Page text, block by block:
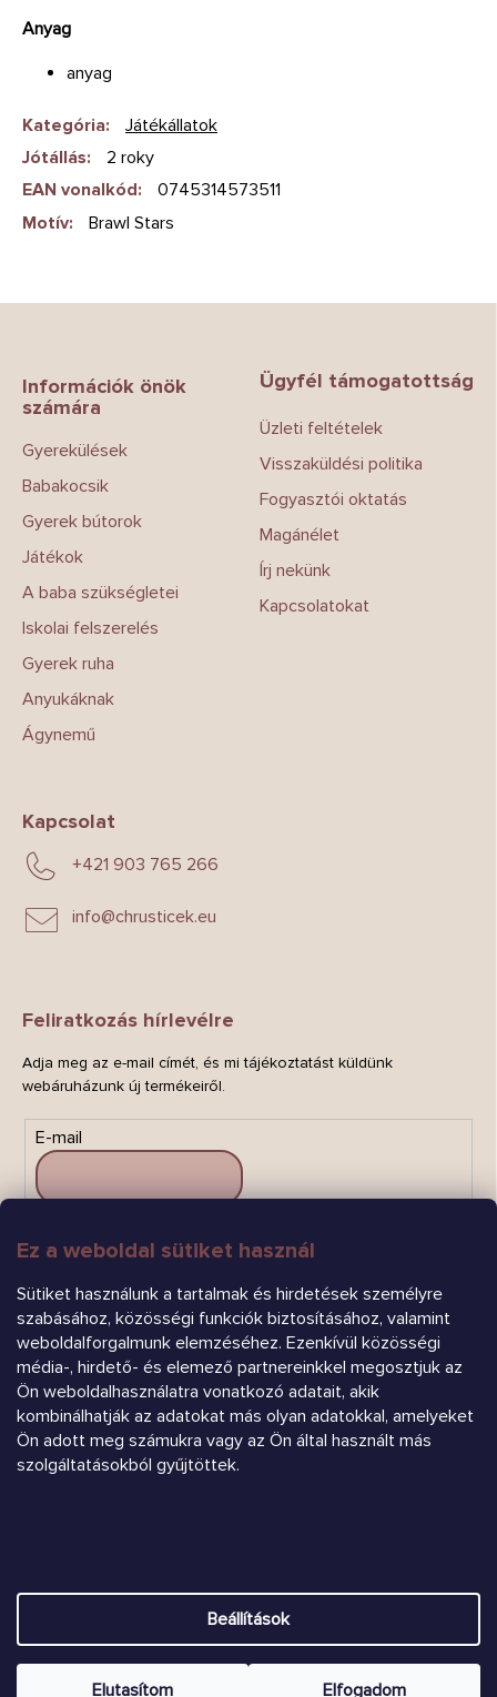
Ez a weboldal sütiket használ
Sütiket használunk a tartalmak és hirdetések személyre
szabásához, közösségi funkciók biztosításához, valamint
weboldalforgalmunk elemzéséhez. Ezenkívül közösségi
média-, hirdető- és elemező partnereinkkel megosztjuk az
Ön weboldalhasználatra vonatkozó adatait, akik
kombinálhatják az adatokat más olyan adatokkal, amelyeket
Ön adott meg számukra vagy az Ön által használt más
szolgáltatásokból gyűjtöttek.
Beállítások
Elutasítom Elfogadom
Anyag
anyag
Kategória:
Játékállatok
Jótállás:
2 roky
EAN vonalkód:
0745314573511
Motív: Brawl Stars
Információk önök
számára
Gyerekülések
Babakocsik
Gyerek bútorok
Játékok
A baba szükségletei
Iskolai felszerelés
Gyerek ruha
Anyukáknak
Ágynemű
Ügyfél támogatottság
Üzleti feltételek
Visszaküldési politika
Fogyasztói oktatás
Magánélet
Írj nekünk
Kapcsolatokat
Kapcsolat
info@chrusticek.eu
+421 903 765 266
Feliratkozás hírlevélre
Adja meg az e-mail címét, és mi tájékoztatást küldünk
webáruházunk új termékeiről.
E-mail
FELIRATKOZÁS
Árukereső.hu
Shoptet készítette
Copyright 2026Chrústiček.eu. Minden jog fenntartva.Süti
beállítások szerkesztése